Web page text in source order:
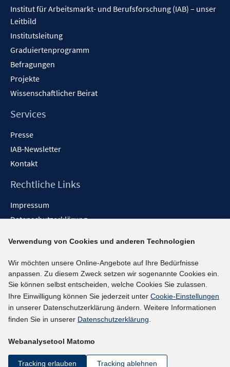
Institut für Arbeitsmarkt- und Berufsforschung (IAB) – unser
Leitbild
Institutsleitung
Graduiertenprogramm
Befragungen
Projekte
Wissenschaftlicher Beirat
Services
Presse
IAB-Newsletter
Kontakt
Rechtliche Links
Impressum
Datenschutzerklärung
Barrieren melden
Social-Media-Kanäle
BlueSky
YouTube
LinkedIn
kununu
Netiquette
Verwendung von Cookies und anderen Technologien
Wir möchten unsere Online-Angebote auf Ihre Bedürfnisse
anpassen. Zu diesem Zweck setzen wir sogenannte Cookies ein.
Sie können selbst entscheiden, welche Cookies Sie zulassen.
Ihre Einwilligung können Sie jederzeit unter Cookie-Einstellungen
in unserer Datenschutzerklärung ändern. Weitere Informationen
finden Sie in unserer Datenschutzerklärung.
Webanalysetool Matomo
Tracking erlauben Tracking ablehnen